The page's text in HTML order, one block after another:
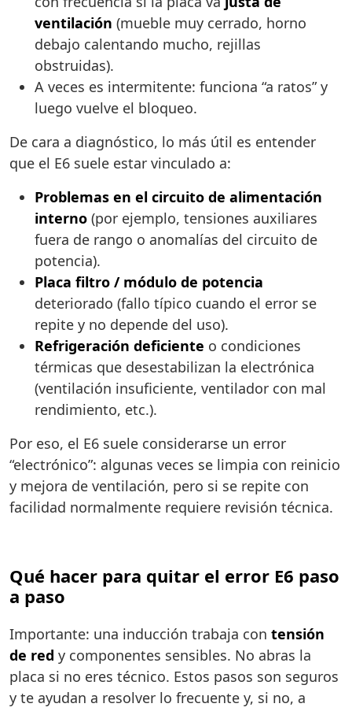
ventilación (mueble muy cerrado, horno
debajo calentando mucho, rejillas
obstruidas).
A veces es intermitente: funciona “a ratos” y
luego vuelve el bloqueo.
De cara a diagnóstico, lo más útil es entender
que el E6 suele estar vinculado a:
Problemas en el circuito de alimentación
interno (por ejemplo, tensiones auxiliares
fuera de rango o anomalías del circuito de
potencia).
Placa filtro / módulo de potencia
deteriorado (fallo típico cuando el error se
repite y no depende del uso).
Refrigeración deficiente o condiciones
térmicas que desestabilizan la electrónica
(ventilación insuficiente, ventilador con mal
rendimiento, etc.).
Por eso, el E6 suele considerarse un error
“electrónico”: algunas veces se limpia con reinicio
y mejora de ventilación, pero si se repite con
facilidad normalmente requiere revisión técnica.
Qué hacer para quitar el error E6 paso
a paso
Importante: una inducción trabaja con tensión
de red y componentes sensibles. No abras la
placa si no eres técnico. Estos pasos son seguros
y te ayudan a resolver lo frecuente y, si no, a